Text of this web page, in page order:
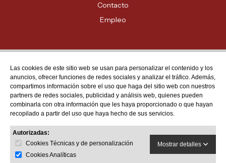
Contacto
Empleo
Atención al cliente
MADRID - 91 678 70 70
BARCELONA - 93 635 28 28
VALENCIA - 96 159 71 61
Las cookies de este sitio web se usan para personalizar el contenido y los
anuncios, ofrecer funciones de redes sociales y analizar el tráfico. Además,
compartimos información sobre el uso que haga del sitio web con nuestros
partners de redes sociales, publicidad y análisis web, quienes pueden
combinarla con otra información que les haya proporcionado o que hayan
recopilado a partir del uso que haya hecho de sus servicios.
Autorizadas:
Cookies Técnicas y de personalización
Cookies Analíticas
Mostrar detalles